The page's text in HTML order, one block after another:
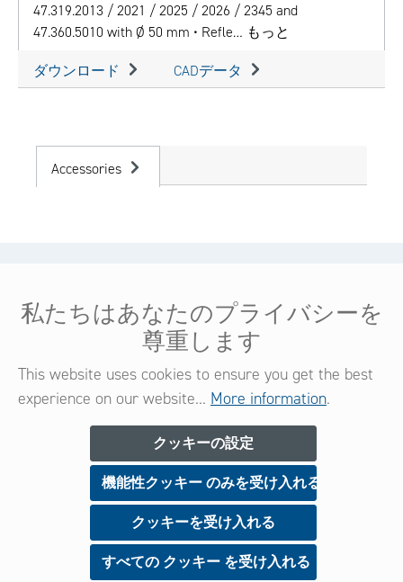
47.319.2013 / 2021 / 2025 / 2026 / 2345 and
47.360.5010 with Ø 50 mm • Refle… もっと
ダウンロード CADデータ
Accessories
法的情報
ニュースレター
今すぐご登録いただくと、新製品や特典に関する情
報を常に受け​​取ることができます。
私たちはあなたのプライバシーを
尊重します
This website uses cookies to ensure you get the best
experience on our website... More information.
クッキーの設定
機能性クッキー のみを受け入れる
クッキーを受け入れる
すべての クッキー を受け入れる